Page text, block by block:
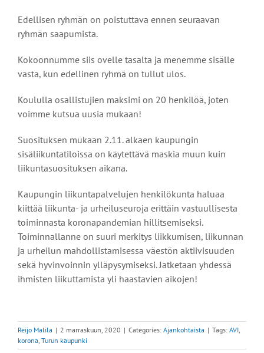
Edellisen ryhmän on poistuttava ennen seuraavan
ryhmän saapumista.
Kokoonnumme siis ovelle tasalta ja menemme sisälle
vasta, kun edellinen ryhmä on tullut ulos.
Koululla osallistujien maksimi on 20 henkilöä, joten
voimme kutsua uusia mukaan!
Suosituksen mukaan 2.11. alkaen kaupungin
sisäliikuntatiloissa on käytettävä maskia muun kuin
liikuntasuosituksen aikana.
Kaupungin liikuntapalvelujen henkilökunta haluaa
kiittää liikunta- ja urheiluseuroja erittäin vastuullisesta
toiminnasta koronapandemian hillitsemiseksi.
Toiminnallanne on suuri merkitys liikkumisen, liikunnan
ja urheilun mahdollistamisessa väestön aktiivisuuden
sekä hyvinvoinnin ylläpysymiseksi. Jatketaan yhdessä
ihmisten liikuttamista yli haastavien aikojen!
Reijo Malila | 2 marraskuun, 2020 | Categories: Ajankohtaista | Tags: AVI
korona Turun kaupunki